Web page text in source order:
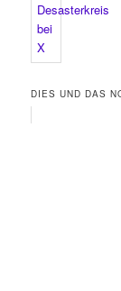
DIES UND DAS